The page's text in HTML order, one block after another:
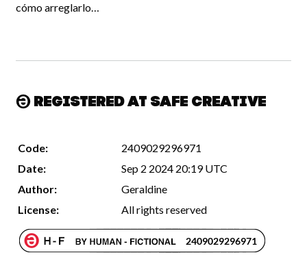
cómo arreglarlo…
Registered at Safe Creative
Code:
2409029296971
Date:
Sep 2 2024 20:19 UTC
Author:
Geraldine
License:
All rights reserved